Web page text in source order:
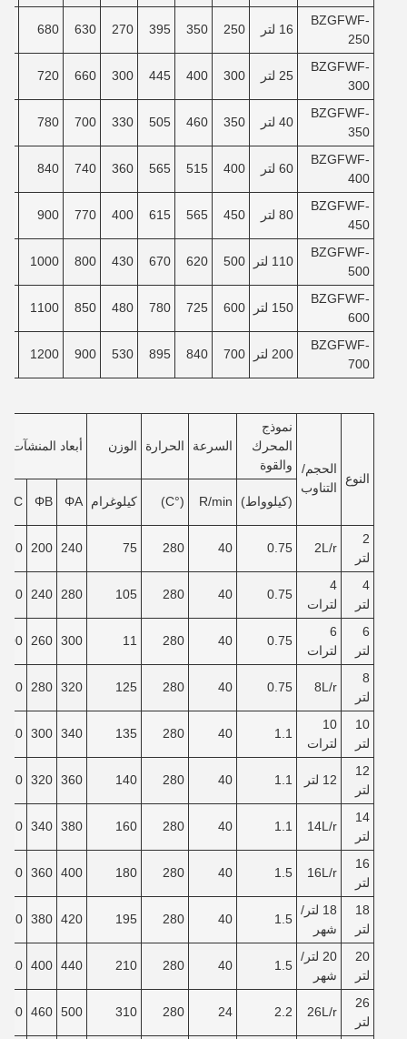
BZGFWF-
250
16 لتر 250
350
395
270
630
680
BZGFWF-
300
25 لتر 300
400
445
300
660
720
BZGFWF-
350
40 لتر 350
460
505
330
700
780
BZGFWF-
400
60 لتر 400
515
565
360
740
840
BZGFWF-
450
80 لتر 450
565
615
400
770
900
BZGFWF-
500
110 لتر 500
620
670
430
800
1000
BZGFWF-
600
150 لتر 600
725
780
480
850
1100
BZGFWF-
700
200 لتر 700
840
895
530
900
1200
النوع
الحجم/
التناوب
نموذج
المحرك
والقوة
السرعة الحرارة الوزن أبعاد المنشآت
(كيلوواط) R/min
(°C) كيلوغرام ΦA
ΦB
ΦC
2
لتر
2L/r
0.75
40
280
75
240
200
150
4
لتر
4
لترات
0.75
40
280
105
280
240
180
6
لتر
6
لترات
0.75
40
280
11
300
260
200
8
لتر
8L/r
0.75
40
280
125
320
280
220
10
لتر
10
لترات
1.1
40
280
135
340
300
240
12
لتر
12 لتر 1.1
40
280
140
360
320
260
14
لتر
14L/r
1.1
40
280
160
380
340
280
16
لتر
16L/r
1.5
40
280
180
400
360
300
18
لتر
18 لتر/
شهر
1.5
40
280
195
420
380
320
20
لتر
20 لتر/
شهر
1.5
40
280
210
440
400
340
26
لتر
26L/r
2.2
24
280
310
500
460
400